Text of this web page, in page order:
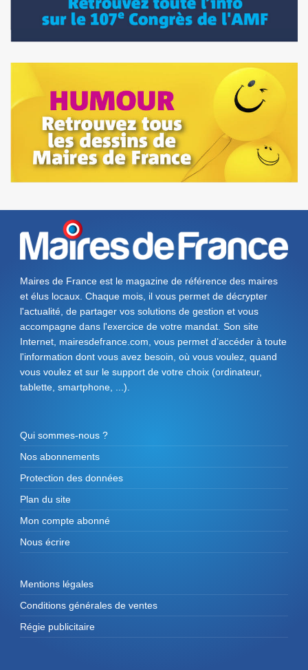
Maires de France est le magazine de référence des maires
et élus locaux. Chaque mois, il vous permet de décrypter
l'actualité, de partager vos solutions de gestion et vous
accompagne dans l'exercice de votre mandat. Son site
Internet, mairesdefrance.com, vous permet d’accéder à toute
l'information dont vous avez besoin, où vous voulez, quand
vous voulez et sur le support de votre choix (ordinateur,
tablette, smartphone, ...).
Qui sommes-nous ?
Nos abonnements
Protection des données
Plan du site
Mon compte abonné
Nous écrire
Mentions légales
Conditions générales de ventes
Régie publicitaire